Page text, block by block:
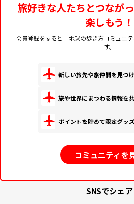
旅好きな人たちとつなが
楽しもう！
会員登録をすると「地球の歩き方コミュニ
す。
新しい旅先や旅仲間を見つ
旅や世界にまつわる情報を
ポイントを貯めて限定グッ
コミュニティを
SNSでシェア